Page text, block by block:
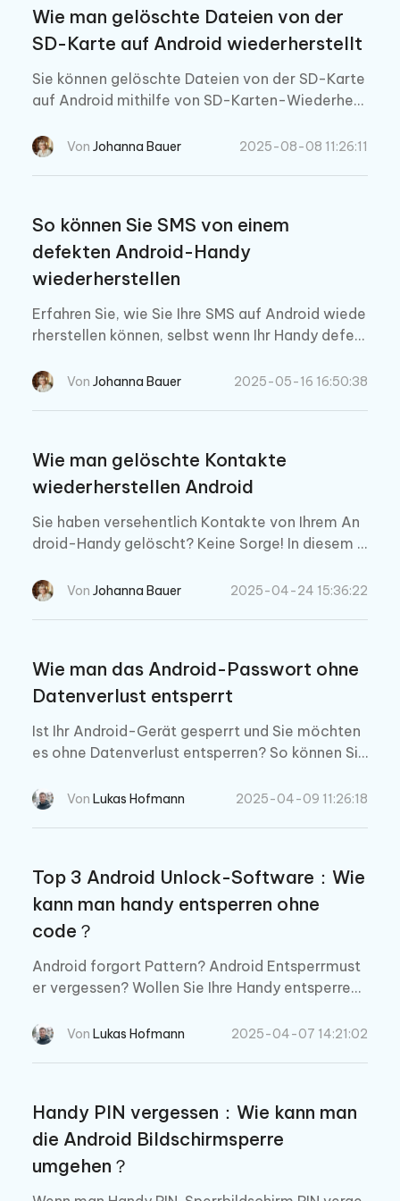
Wie man gelöschte Dateien von der
SD-Karte auf Android wiederherstellt
Sie können gelöschte Dateien von der SD-Karte
auf Android mithilfe von SD-Karten-Wiederhers
onelle Hilfe wiederherstellen. Erfahren Sie alle b
Von Johanna Bauer 2025-08-08 11:26:11
So können Sie SMS von einem
defekten Android-Handy
wiederherstellen
Erfahren Sie, wie Sie Ihre SMS auf Android wiede
rherstellen können, selbst wenn Ihr Handy defek
und spezieller Software zur Datenwiederherstell
Von Johanna Bauer 2025-05-16 16:50:38
Wie man gelöschte Kontakte
wiederherstellen Android
Sie haben versehentlich Kontakte von Ihrem An
droid-Handy gelöscht? Keine Sorge! In diesem L
te wiederherstellen Android, mit den besten Met
Von Johanna Bauer 2025-04-24 15:36:22
Wie man das Android-Passwort ohne
Datenverlust entsperrt
Ist Ihr Android-Gerät gesperrt und Sie möchten
es ohne Datenverlust entsperren? So können Sie
Von Lukas Hofmann 2025-04-09 11:26:18
Top 3 Android Unlock-Software：Wie
kann man handy entsperren ohne
code？
Android forgort Pattern? Android Entsperrmust
er vergessen? Wollen Sie Ihre Handy entsperren
ungen für android unlock, noch wenn Sie Handy
Von Lukas Hofmann 2025-04-07 14:21:02
Handy PIN vergessen：Wie kann man
die Android Bildschirmsperre
umgehen？